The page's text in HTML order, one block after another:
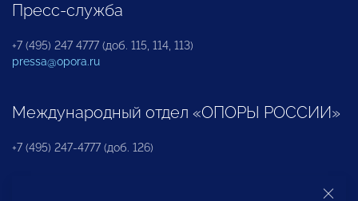
Пресс-служба
+7 (495) 247 4777 (доб. 115, 114, 113)
pressa@opora.ru
Международный отдел «ОПОРЫ РОССИИ»
+7 (495) 247-4777 (доб. 126)